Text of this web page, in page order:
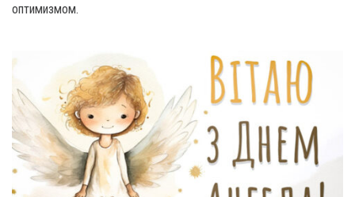
оптимизмом.